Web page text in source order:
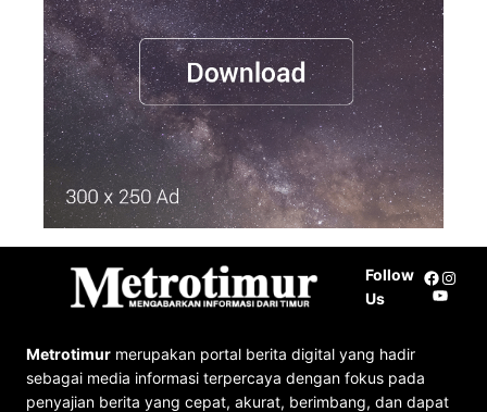
Follow
Us
Metrotimur merupakan portal berita digital yang hadir
sebagai media informasi terpercaya dengan fokus pada
penyajian berita yang cepat, akurat, berimbang, dan dapat